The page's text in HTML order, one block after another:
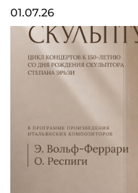
01.07.26